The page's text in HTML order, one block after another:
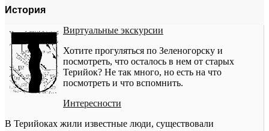
История
Виртуальные экскурсии
Хотите прогуляться по Зеленогорску и
посмотреть, что осталось в нем от старых
Терийок? Не так много, но есть на что
посмотреть и что вспомнить.
Интересности
В Терийоках жили известные люди, существовали